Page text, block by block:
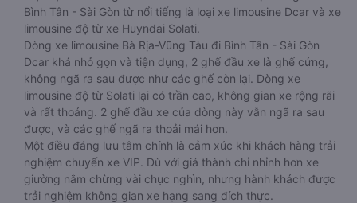
Bình Tân - Sài Gòn từ nổi tiếng là loại xe limousine Dcar và xe
limousine độ từ xe Huyndai Solati.
Dòng xe limousine Bà Rịa-Vũng Tàu đi Bình Tân - Sài Gòn
Dcar khá nhỏ gọn và tiện dụng, 2 ghế đầu xe là ghế cứng,
không ngã ra sau được như các ghế còn lại. Dòng xe
limousine độ từ Solati lại có trần cao, không gian xe rộng rãi
và rất thoáng. 2 ghế đầu xe của dòng này vẫn ngã ra sau
được, và các ghế ngã ra thoải mái hơn.
Một điều đáng lưu tâm chính là cảm xúc khi khách hàng trải
nghiệm chuyến xe VIP. Dù với giá thành chỉ nhỉnh hơn xe
giường nằm chừng vài chục nghìn, nhưng hành khách được
trải nghiệm không gian xe hạng sang đích thực.